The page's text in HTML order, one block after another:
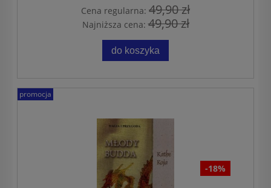
Cena regularna: 49,90 zł
Najniższa cena:49,90 zł
do koszyka
-18%
promocja